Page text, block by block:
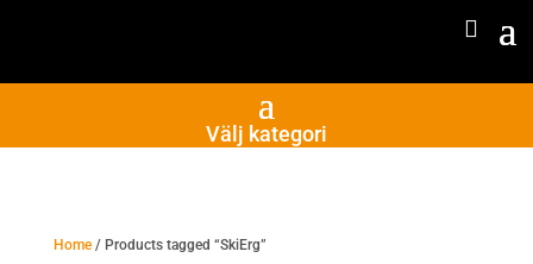
Välj kategori
Home/ Products tagged “SkiErg”